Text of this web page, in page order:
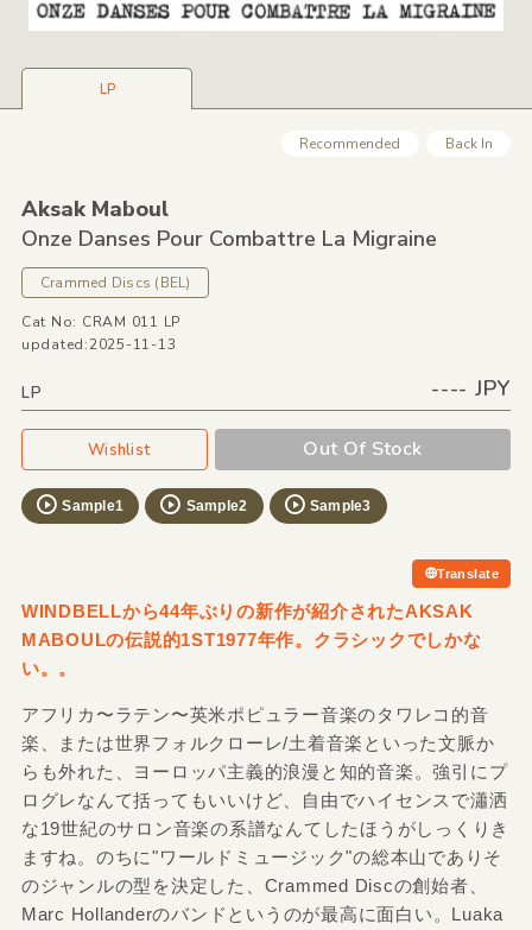
LP
Recommended Back In
Aksak Maboul
Onze Danses Pour Combattre La Migraine
Crammed Discs (BEL)
Cat No: CRAM 011 LP
updated:2025-11-13
LP ---- JPY
Wishlist Out Of Stock
Sample1 Sample2 Sample3
Translate
WINDBELLから44年ぶりの新作が紹介されたAKSAK
MABOULの伝説的1ST1977年作。クラシックでしかな
い。。
アフリカ〜ラテン〜英米ポピュラー音楽のタワレコ的音
楽、または世界フォルクローレ/土着音楽といった文脈か
らも外れた、ヨーロッパ主義的浪漫と知的音楽。強引にプ
ログレなんて括ってもいいけど、自由でハイセンスで瀟洒
な19世紀のサロン音楽の系譜なんてしたほうがしっくりき
ますね。のちに"ワールドミュージック"の総本山でありそ
のジャンルの型を決定した、Crammed Discの創始者、
Marc Hollanderのバンドというのが最高に面白い。Luaka